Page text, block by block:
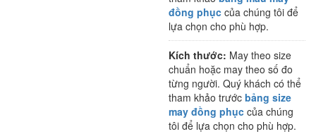
đồng phục của chúng tôi để
lựa chọn cho phù hợp.
Kích thước: May theo size
chuẩn hoặc may theo số đo
từng người. Quý khách có thể
tham khảo trước bảng size
may đồng phục của chúng
tôi để lựa chọn cho phù hợp.